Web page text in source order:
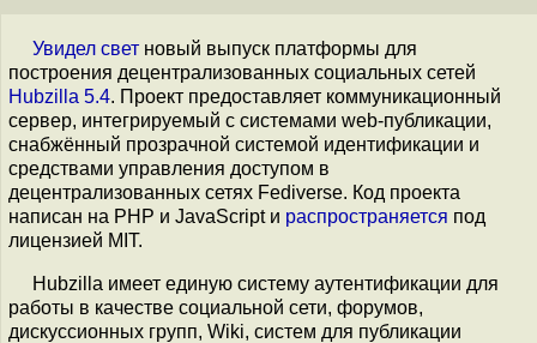
Увидел свет новый выпуск платформы для
построения децентрализованных социальных сетей
Hubzilla 5.4. Проект предоставляет коммуникационный
сервер, интегрируемый с системами web-публикации,
снабжённый прозрачной системой идентификации и
средствами управления доступом в
децентрализованных сетях Fediverse. Код проекта
написан на PHP и JavaScript и распространяется под
лицензией MIT.
Hubzilla имеет единую систему аутентификации для
работы в качестве социальной сети, форумов,
дискуссионных групп, Wiki, систем для публикации